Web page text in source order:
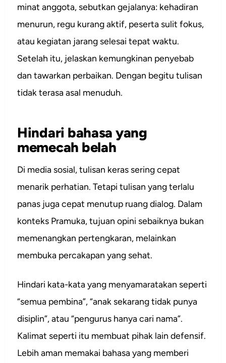
minat anggota, sebutkan gejalanya: kehadiran
menurun, regu kurang aktif, peserta sulit fokus,
atau kegiatan jarang selesai tepat waktu.
Setelah itu, jelaskan kemungkinan penyebab
dan tawarkan perbaikan. Dengan begitu tulisan
tidak terasa asal menuduh.
Hindari bahasa yang
memecah belah
Di media sosial, tulisan keras sering cepat
menarik perhatian. Tetapi tulisan yang terlalu
panas juga cepat menutup ruang dialog. Dalam
konteks Pramuka, tujuan opini sebaiknya bukan
memenangkan pertengkaran, melainkan
membuka percakapan yang sehat.
Hindari kata-kata yang menyamaratakan seperti
“semua pembina”, “anak sekarang tidak punya
disiplin”, atau “pengurus hanya cari nama”.
Kalimat seperti itu membuat pihak lain defensif.
Lebih aman memakai bahasa yang memberi